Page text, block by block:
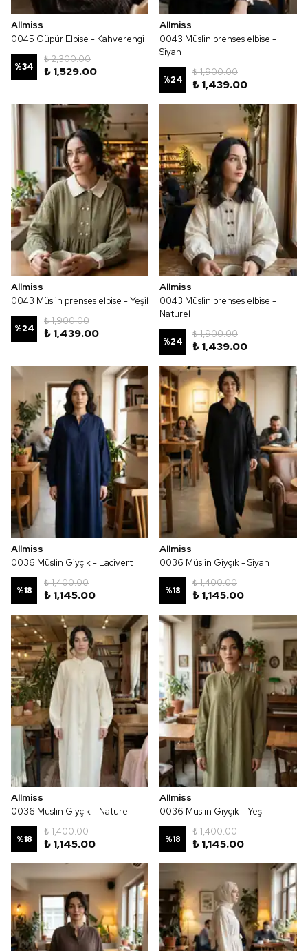
Allmiss
0045 Güpür Elbise - Kahverengi
%34
₺ 2,300.00
₺ 1,529.00
Allmiss
0043 Müslin prenses elbise -
Siyah
%24
₺ 1,900.00
₺ 1,439.00
Allmiss
0043 Müslin prenses elbise - Yeşil
%24
₺ 1,900.00
₺ 1,439.00
Allmiss
0043 Müslin prenses elbise -
Naturel
%24
₺ 1,900.00
₺ 1,439.00
Allmiss
0036 Müslin Giyçık - Lacivert
%18
₺ 1,400.00
₺ 1,145.00
Allmiss
0036 Müslin Giyçık - Siyah
%18
₺ 1,400.00
₺ 1,145.00
Allmiss
0036 Müslin Giyçık - Naturel
%18
₺ 1,400.00
₺ 1,145.00
Allmiss
0036 Müslin Giyçık - Yeşil
%18
₺ 1,400.00
₺ 1,145.00